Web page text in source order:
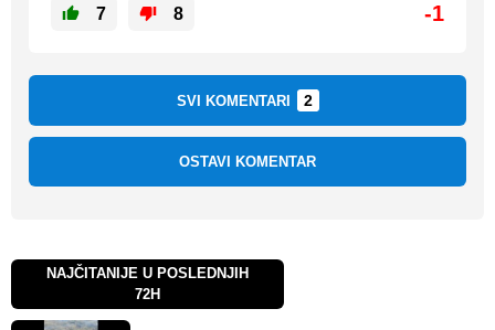
7 8 -1
SVI KOMENTARI 2
OSTAVI KOMENTAR
NAJČITANIJE U POSLEDNJIH
72H